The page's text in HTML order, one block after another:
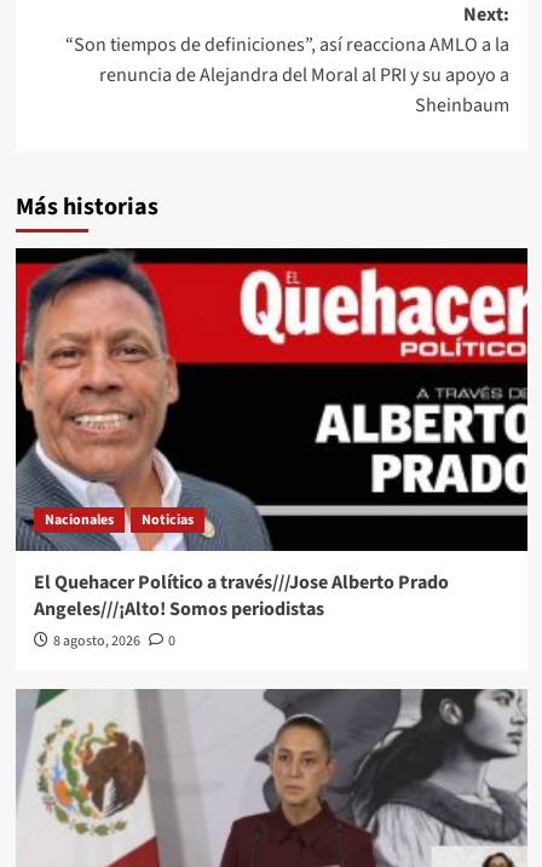
Next:
“Son tiempos de definiciones”, así reacciona AMLO a la
renuncia de Alejandra del Moral al PRI y su apoyo a
Sheinbaum
Más historias
Nacionales Noticias
El Quehacer Político a través///Jose Alberto Prado
Angeles///¡Alto! Somos periodistas
8 agosto, 2026 0